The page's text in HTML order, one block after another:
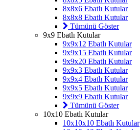
8x8x6 Ebatlı Kutular
8x8x8 Ebatlı Kutular
Tümünü Göster
9x9 Ebatlı Kutular
9x9x12 Ebatlı Kutular
9x9x15 Ebatlı Kutular
9x9x20 Ebatlı Kutular
9x9x3 Ebatlı Kutular
9x9x4 Ebatlı Kutular
9x9x5 Ebatlı Kutular
9x9x9 Ebatlı Kutular
Tümünü Göster
10x10 Ebatlı Kutular
10x10x10 Ebatlı Kutular